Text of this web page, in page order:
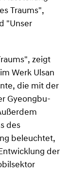
Traums",
"Unser
zeigt
Werk Ulsan
die mit der
Gyeongbu-
des
beleuchtet,
der